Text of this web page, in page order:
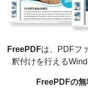
FreePDFは、PDFフ
釈付けを行える
FreePDFの